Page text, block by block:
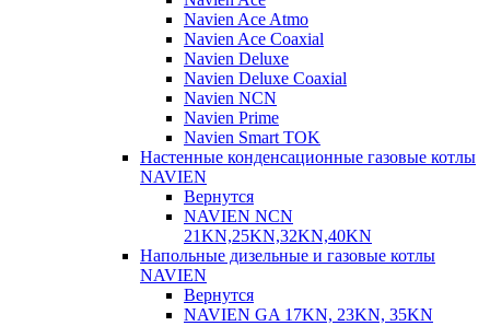
Navien Ace Atmo
Navien Ace Coaxial
Navien Deluxe
Navien Deluxe Coaxial
Navien NCN
Navien Prime
Navien Smart TOK
Настенные конденсационные газовые котлы
NAVIEN
Вернутся
NAVIEN NCN
21KN,25KN,32KN,40KN
Напольные дизельные и газовые котлы
NAVIEN
Вернутся
NAVIEN GA 17KN, 23KN, 35KN